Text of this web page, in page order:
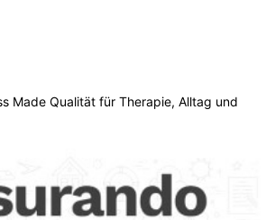
Made Qualität für Therapie, Alltag und